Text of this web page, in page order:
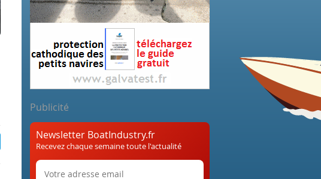
Publicité
Newsletter BoatIndustry.fr
Recevez chaque semaine toute l'actualité